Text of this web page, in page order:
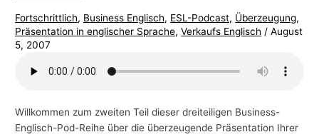
Fortschrittlich, Business Englisch, ESL-Podcast, Überzeugung,
Präsentation in englischer Sprache,Verkaufs Englisch /August
5, 2007
Willkommen zum zweiten Teil dieser dreiteiligen Business-
Englisch-Pod-Reihe über die überzeugende Präsentation Ihrer